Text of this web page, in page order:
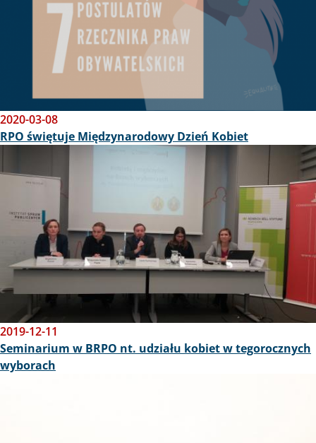
2020-03-08
RPO świętuje Międzynarodowy Dzień Kobiet
2019-12-11
Seminarium w BRPO nt. udziału kobiet w tegorocznych
wyborach